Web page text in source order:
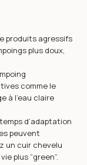
produits agressifs
plus doux,
comme le
à l’eau claire
d’adaptation
peuvent
un cuir chevelu
plus “green”.